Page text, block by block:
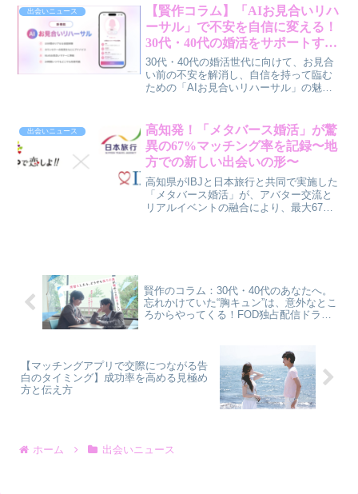
『ラブパワーキングダム2』第6話のハイ
ライトを通じて、大人の恋愛に役立つヒ
ントを賢作目線で解説します。
出会いニュース
【賢作コラム】「AIお見合いリハ
ーサル」で不安を自信に変える！
30代・40代の婚活をサポートする
新機能の魅力とは？
30代・40代の婚活世代に向けて、お見合
い前の不安を解消し、自信を持って臨む
ための「AIお見合いリハーサル」の魅力
出会いニュース
高知発！「メタバース婚活」が驚
異の67%マッチング率を記録〜地
方での新しい出会いの形〜
高知県がIBJと日本旅行と共同で実施した
「メタバース婚活」が、アバター交流と
リアルイベントの融合により、最大67%
賢作のコラム：30代・40代のあなたへ。
忘れかけていた“胸キュン”は、意外なとこ
ろからやってくる！FOD独占配信ドラマ
【マッチングアプリで交際につながる告
白のタイミング】成功率を高める見極め
方と伝え方
ホーム 出会いニュース